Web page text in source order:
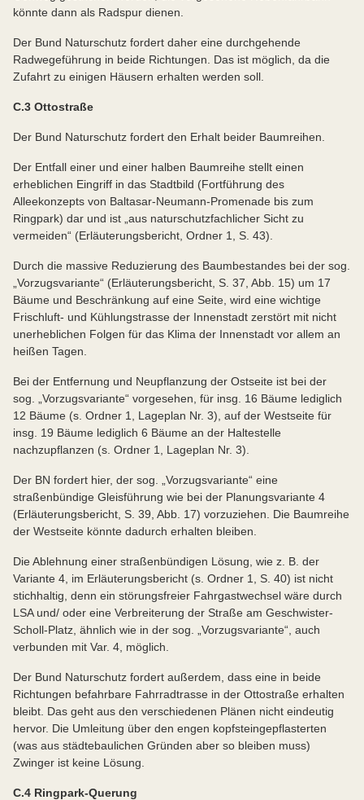
könnte dann als Radspur dienen.
Der Bund Naturschutz fordert daher eine durchgehende
Radwegeführung in beide Richtungen. Das ist möglich, da die
Zufahrt zu einigen Häusern erhalten werden soll.
C.3 Ottostraße
Der Bund Naturschutz fordert den Erhalt beider Baumreihen.
Der Entfall einer und einer halben Baumreihe stellt einen
erheblichen Eingriff in das Stadtbild (Fortführung des
Alleekonzepts von Baltasar-Neumann-Promenade bis zum
Ringpark) dar und ist „aus naturschutzfachlicher Sicht zu
vermeiden“ (Erläuterungsbericht, Ordner 1, S. 43).
Durch die massive Reduzierung des Baumbestandes bei der sog.
„Vorzugsvariante“ (Erläuterungsbericht, S. 37, Abb. 15) um 17
Bäume und Beschränkung auf eine Seite, wird eine wichtige
Frischluft- und Kühlungstrasse der Innenstadt zerstört mit nicht
unerheblichen Folgen für das Klima der Innenstadt vor allem an
heißen Tagen.
Bei der Entfernung und Neupflanzung der Ostseite ist bei der
sog. „Vorzugsvariante“ vorgesehen, für insg. 16 Bäume lediglich
12 Bäume (s. Ordner 1, Lageplan Nr. 3), auf der Westseite für
insg. 19 Bäume lediglich 6 Bäume an der Haltestelle
nachzupflanzen (s. Ordner 1, Lageplan Nr. 3).
Der BN fordert hier, der sog. „Vorzugsvariante“ eine
straßenbündige Gleisführung wie bei der Planungsvariante 4
(Erläuterungsbericht, S. 39, Abb. 17) vorzuziehen. Die Baumreihe
der Westseite könnte dadurch erhalten bleiben.
Die Ablehnung einer straßenbündigen Lösung, wie z. B. der
Variante 4, im Erläuterungsbericht (s. Ordner 1, S. 40) ist nicht
stichhaltig, denn ein störungsfreier Fahrgastwechsel wäre durch
LSA und/ oder eine Verbreiterung der Straße am Geschwister-
Scholl-Platz, ähnlich wie in der sog. „Vorzugsvariante“, auch
verbunden mit Var. 4, möglich.
Der Bund Naturschutz fordert außerdem, dass eine in beide
Richtungen befahrbare Fahrradtrasse in der Ottostraße erhalten
bleibt. Das geht aus den verschiedenen Plänen nicht eindeutig
hervor. Die Umleitung über den engen kopfsteingepflasterten
(was aus städtebaulichen Gründen aber so bleiben muss)
Zwinger ist keine Lösung.
C.4 Ringpark-Querung